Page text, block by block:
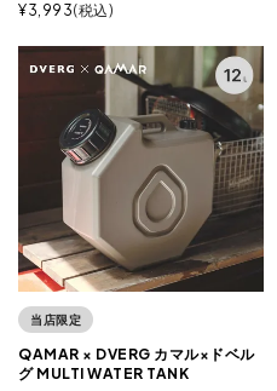
¥3,993 税込
当店限定
QAMAR × DVERG カマル×ドベル
グ MULTI WATER TANK